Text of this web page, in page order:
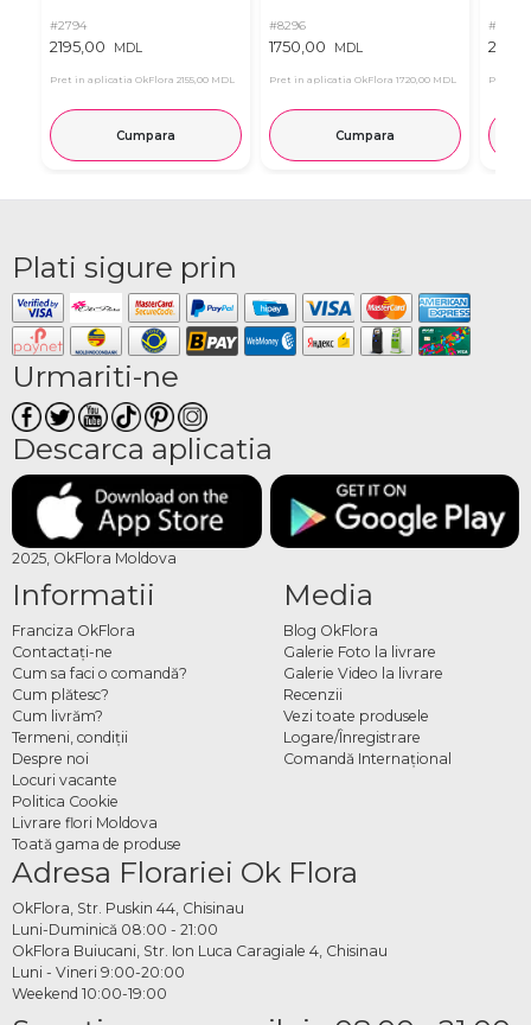
#2794
2195,00 MDL
Pret in aplicatia OkFlora 2155,00 MDL
Cumpara
#8296
1750,00 MDL
Pret in aplicatia OkFlora 1720,00 MDL
Cumpara
#8346
Pret in
Plati sigure prin
Urmariti-ne
Descarca aplicatia
2025, OkFlora Moldova
Informatii
Franciza OkFlora
Contactaţi-ne
Cum sa faci o comandă?
Cum plătesc?
Cum livrăm?
Termeni, condiţii
Despre noi
Locuri vacante
Politica Cookie
Livrare flori Moldova
Toată gama de produse
Media
Blog OkFlora
Galerie Foto la livrare
Galerie Video la livrare
Recenzii
Vezi toate produsele
Logare/Înregistrare
Comandă Internațional
Adresa Florariei Ok Flora
OkFlora, Str. Puskin 44, Chisinau
Luni-Duminică 08:00 - 21:00
OkFlora Buiucani, Str. Ion Luca Caragiale 4, Chisinau
Luni - Vineri 9:00-20:00
Weekend 10:00-19:00